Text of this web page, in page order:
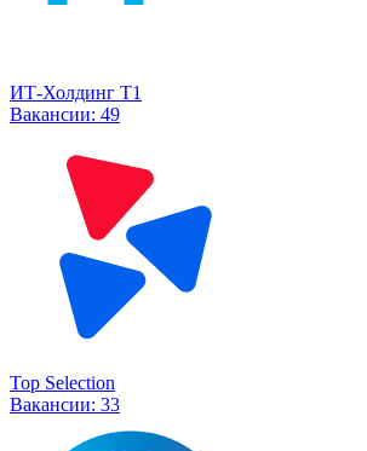
ИТ-Холдинг Т1
Вакансии: 49
Top Selection
Вакансии: 33